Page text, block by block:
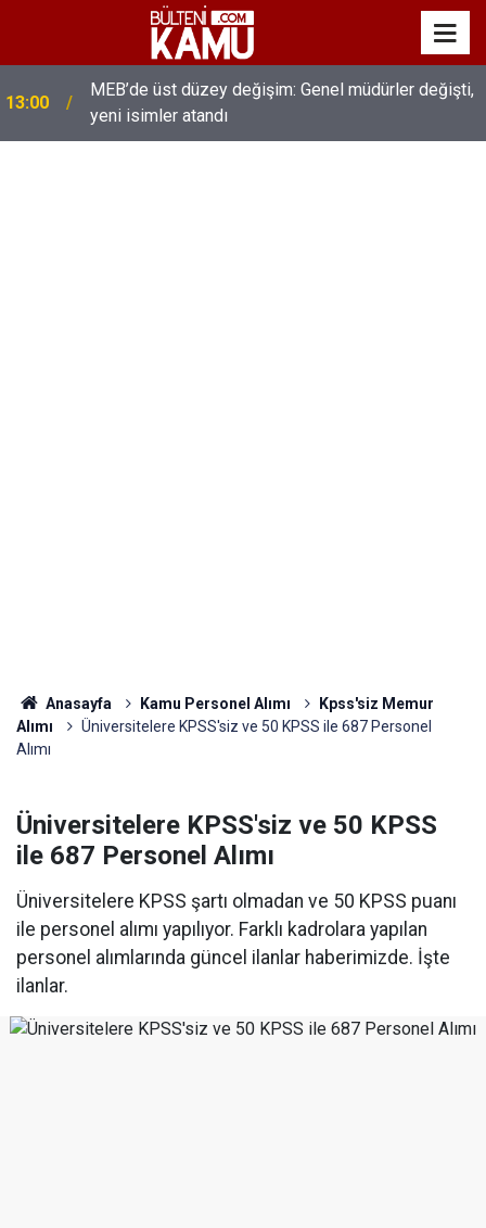
13:00
MEB’de üst düzey değişim: Genel müdürler değişti,
yeni isimler atandı
Anasayfa Kamu Personel Alımı
Kpss'siz Memur
Alımı
Üniversitelere KPSS'siz ve 50 KPSS ile 687 Personel
Alımı
Üniversitelere KPSS'siz ve 50 KPSS
ile 687 Personel Alımı
Üniversitelere KPSS şartı olmadan ve 50 KPSS puanı
ile personel alımı yapılıyor. Farklı kadrolara yapılan
personel alımlarında güncel ilanlar haberimizde. İşte
ilanlar.